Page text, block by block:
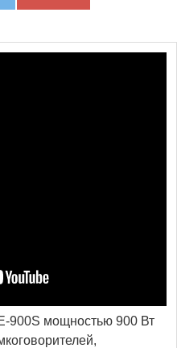
900S мощностью 900 Вт